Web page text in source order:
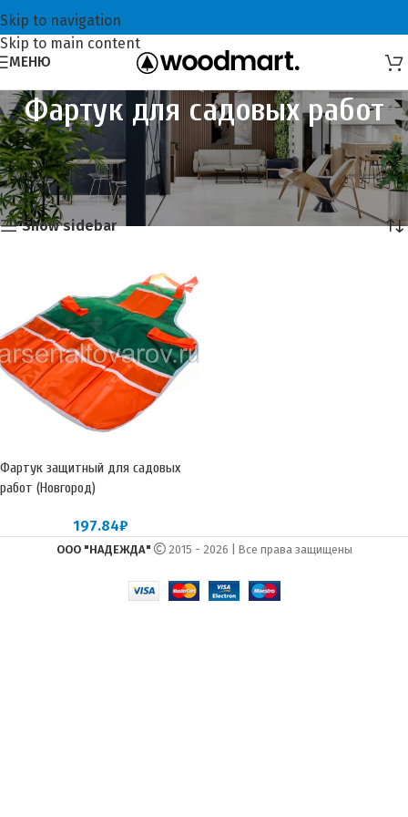
Skip to navigation
Skip to main content
МЕНЮ
Фартук для садовых работ
Главная Всё для садоводов
Садовые инструменты
Фартук для садовых работ
Это единственный товар
Show sidebar
Фартук защитный для садовых
работ (Новгород)
197.84₽
ООО "НАДЕЖДА" 2015 - 2026 | Все права защищены